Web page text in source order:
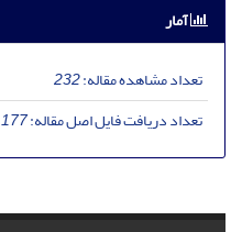
آمار
تعداد مشاهده مقاله:232
تعداد دریافت فایل اصل مقاله:177